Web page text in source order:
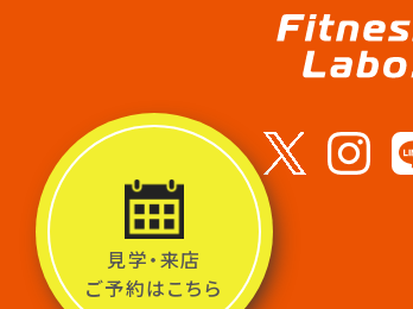
見学・来店
ご予約はこちら